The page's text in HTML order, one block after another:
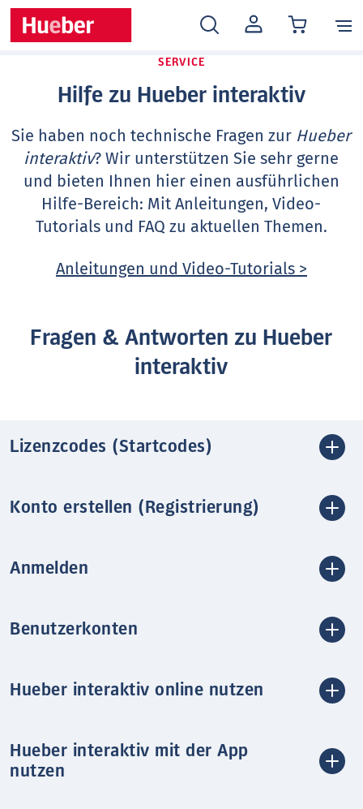
MEIN
KONTO
SERVICE
Hilfe zu Hueber interaktiv
Sie haben noch technische Fragen zur Hueber
interaktiv? Wir unterstützen Sie sehr gerne
und bieten Ihnen hier einen ausführlichen
Hilfe-Bereich: Mit Anleitungen, Video-
Tutorials und FAQ zu aktuellen Themen.
Anleitungen und Video-Tutorials >
Fragen & Antworten zu Hueber
interaktiv
Lizenzcodes (Startcodes)
Konto erstellen (Registrierung)
Anmelden
Benutzerkonten
Hueber interaktiv online nutzen
Hueber interaktiv mit der App
nutzen